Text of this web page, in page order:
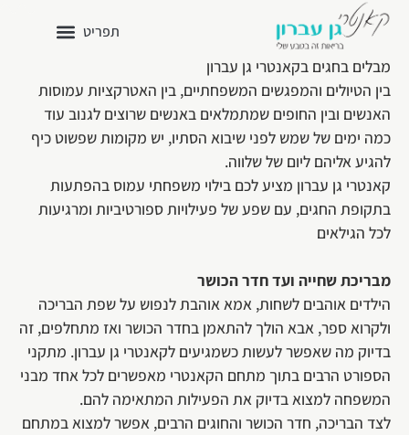
מבלים בחגים בקאנטרי גן עברון
בין הטיולים והמפגשים המשפחתיים, בין האטרקציות עמוסות
האנשים ובין החופים שמתמלאים באנשים שרוצים לגנוב עוד
כמה ימים של שמש לפני שיבוא הסתיו, יש מקומות שפשוט כיף
להגיע אליהם ליום של שלווה.
קאנטרי גן עברון מציע לכם בילוי משפחתי עמוס בהפתעות
בתקופת החגים, עם שפע של פעילויות ספורטיביות ומרגיעות
לכל הגילאים
מבריכת שחייה ועד חדר הכושר
הילדים אוהבים לשחות, אמא אוהבת לנפוש על שפת הבריכה
ולקרוא ספר, אבא הולך להתאמן בחדר הכושר ואז מתחלפים, זה
בדיוק מה שאפשר לעשות כשמגיעים לקאנטרי גן עברון. מתקני
הספורט הרבים בתוך מתחם הקאנטרי מאפשרים לכל אחד מבני
המשפחה למצוא בדיוק את הפעילות המתאימה להם.
לצד הבריכה, חדר הכושר והחוגים הרבים, אפשר למצוא במתחם